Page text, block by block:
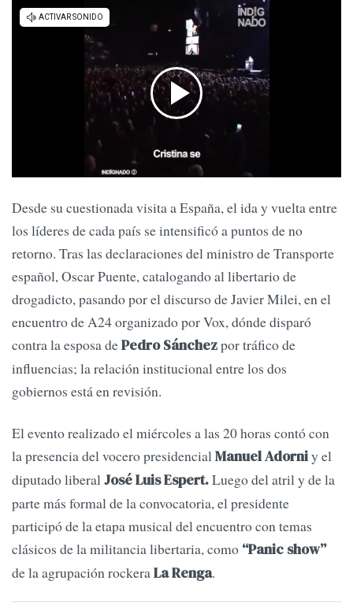
Desde su cuestionada visita a España, el ida y vuelta entre
los líderes de cada país se intensificó a puntos de no
retorno. Tras las declaraciones del ministro de Transporte
español, Oscar Puente, catalogando al libertario de
drogadicto, pasando por el discurso de Javier Milei, en el
encuentro de A24 organizado por Vox, dónde disparó
contra la esposa dePedro Sánchezpor tráfico de
influencias; la relación institucional entre los dos
gobiernos está en revisión.
El evento realizado el miércoles a las 20 horas contó con
la presencia del vocero presidencialManuel Adorniy el
diputado liberalJosé Luis Espert.Luego del atril y de la
parte más formal de la convocatoria, el presidente
participó de la etapa musical del encuentro con temas
clásicos de la militancia libertaria, como “Panic show”
de la agrupación rockeraLa Renga.